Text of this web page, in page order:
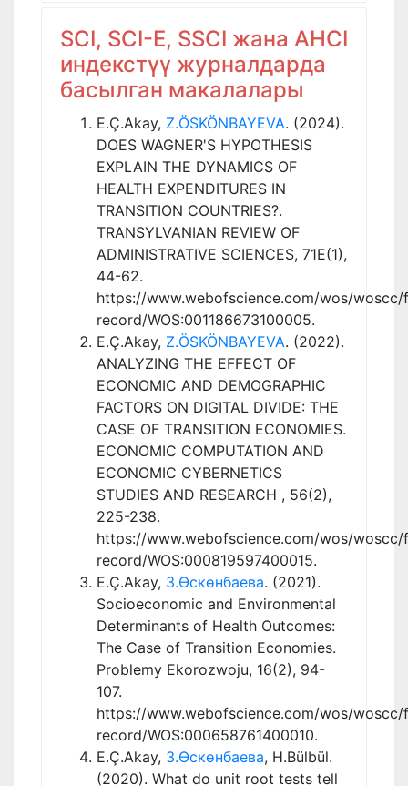
SCI, SCI-E, SSCI жана AHCI
индекстүү журналдарда
басылган макалалары
E.Ç.Akay, Z.ÖSKÖNBAYEVA. (2024).
DOES WAGNER'S HYPOTHESIS
EXPLAIN THE DYNAMICS OF
HEALTH EXPENDITURES IN
TRANSITION COUNTRIES?.
TRANSYLVANIAN REVIEW OF
ADMINISTRATIVE SCIENCES, 71E(1),
44-62.
https://www.webofscience.com/wos/
record/WOS:001186673100005.
E.Ç.Akay, Z.ÖSKÖNBAYEVA. (2022).
ANALYZING THE EFFECT OF
ECONOMIC AND DEMOGRAPHIC
FACTORS ON DIGITAL DIVIDE: THE
CASE OF TRANSITION ECONOMIES.
ECONOMIC COMPUTATION AND
ECONOMIC CYBERNETICS
STUDIES AND RESEARCH , 56(2),
225-238.
https://www.webofscience.com/wos/
record/WOS:000819597400015.
E.Ç.Akay, З.Өскөнбаева. (2021).
Socioeconomic and Environmental
Determinants of Health Outcomes:
The Case of Transition Economies.
Problemy Ekorozwoju, 16(2), 94-
107.
https://www.webofscience.com/wos/
record/WOS:000658761400010.
E.Ç.Akay, З.Өскөнбаева, H.Bülbül.
(2020). What do unit root tests tell